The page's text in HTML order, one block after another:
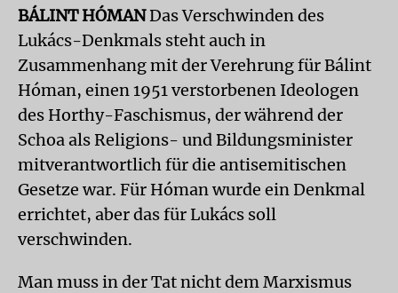
BÁLINT HÓMANDas Verschwinden des
Lukács-Denkmals steht auch in
Zusammenhang mit der Verehrung für Bálint
Hóman, einen 1951 verstorbenen Ideologen
des Horthy-Faschismus, der während der
Schoa als Religions- und Bildungsminister
mitverantwortlich für die antisemitischen
Gesetze war. Für Hóman wurde ein Denkmal
errichtet, aber das für Lukács soll
verschwinden.
Man muss in der Tat nicht dem Marxismus